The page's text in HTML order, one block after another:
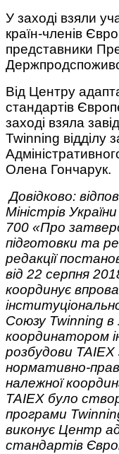
У заході взяли
країн-членів
представники
Від Центру
стандартів
заході взяла
Twinning відділу
Олена Гончарук.
Довідково:
Міністрів
700 «Про
підготовки та
редакції
від 22 серпня
координує
Союзу Twinning в
координатором
розбудови TAIEX
нормативно-
належної
TAIEX було
програми
виконує Центр
стандартів